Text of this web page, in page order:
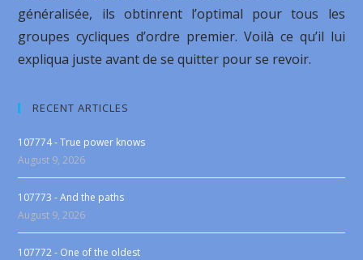
généralisée, ils obtinrent l’optimal pour tous les
groupes cycliques d’ordre premier. Voilà ce qu’il lui
expliqua juste avant de se quitter pour se revoir.
RECENT ARTICLES
107774 - True power knows
August 9, 2026
107773 - And the paths
August 9, 2026
107772 - One of the oldest